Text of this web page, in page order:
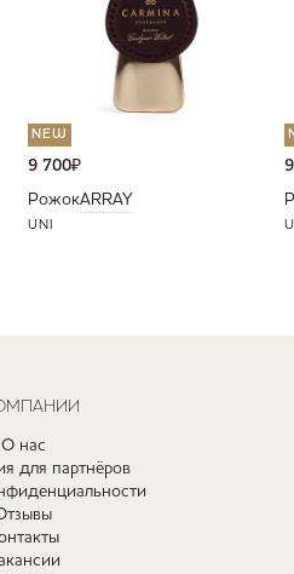
NEW
9 700₽
РожокARRAY
UNI
О нас
для партнёров